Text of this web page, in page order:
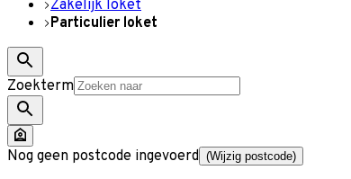
Zakelijk loket
Particulier loket
Zoekterm
Nog geen postcode ingevoerd (Wijzig postcode)